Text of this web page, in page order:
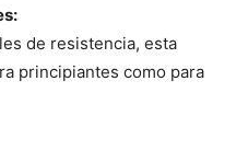
de resistencia, esta
principiantes como para